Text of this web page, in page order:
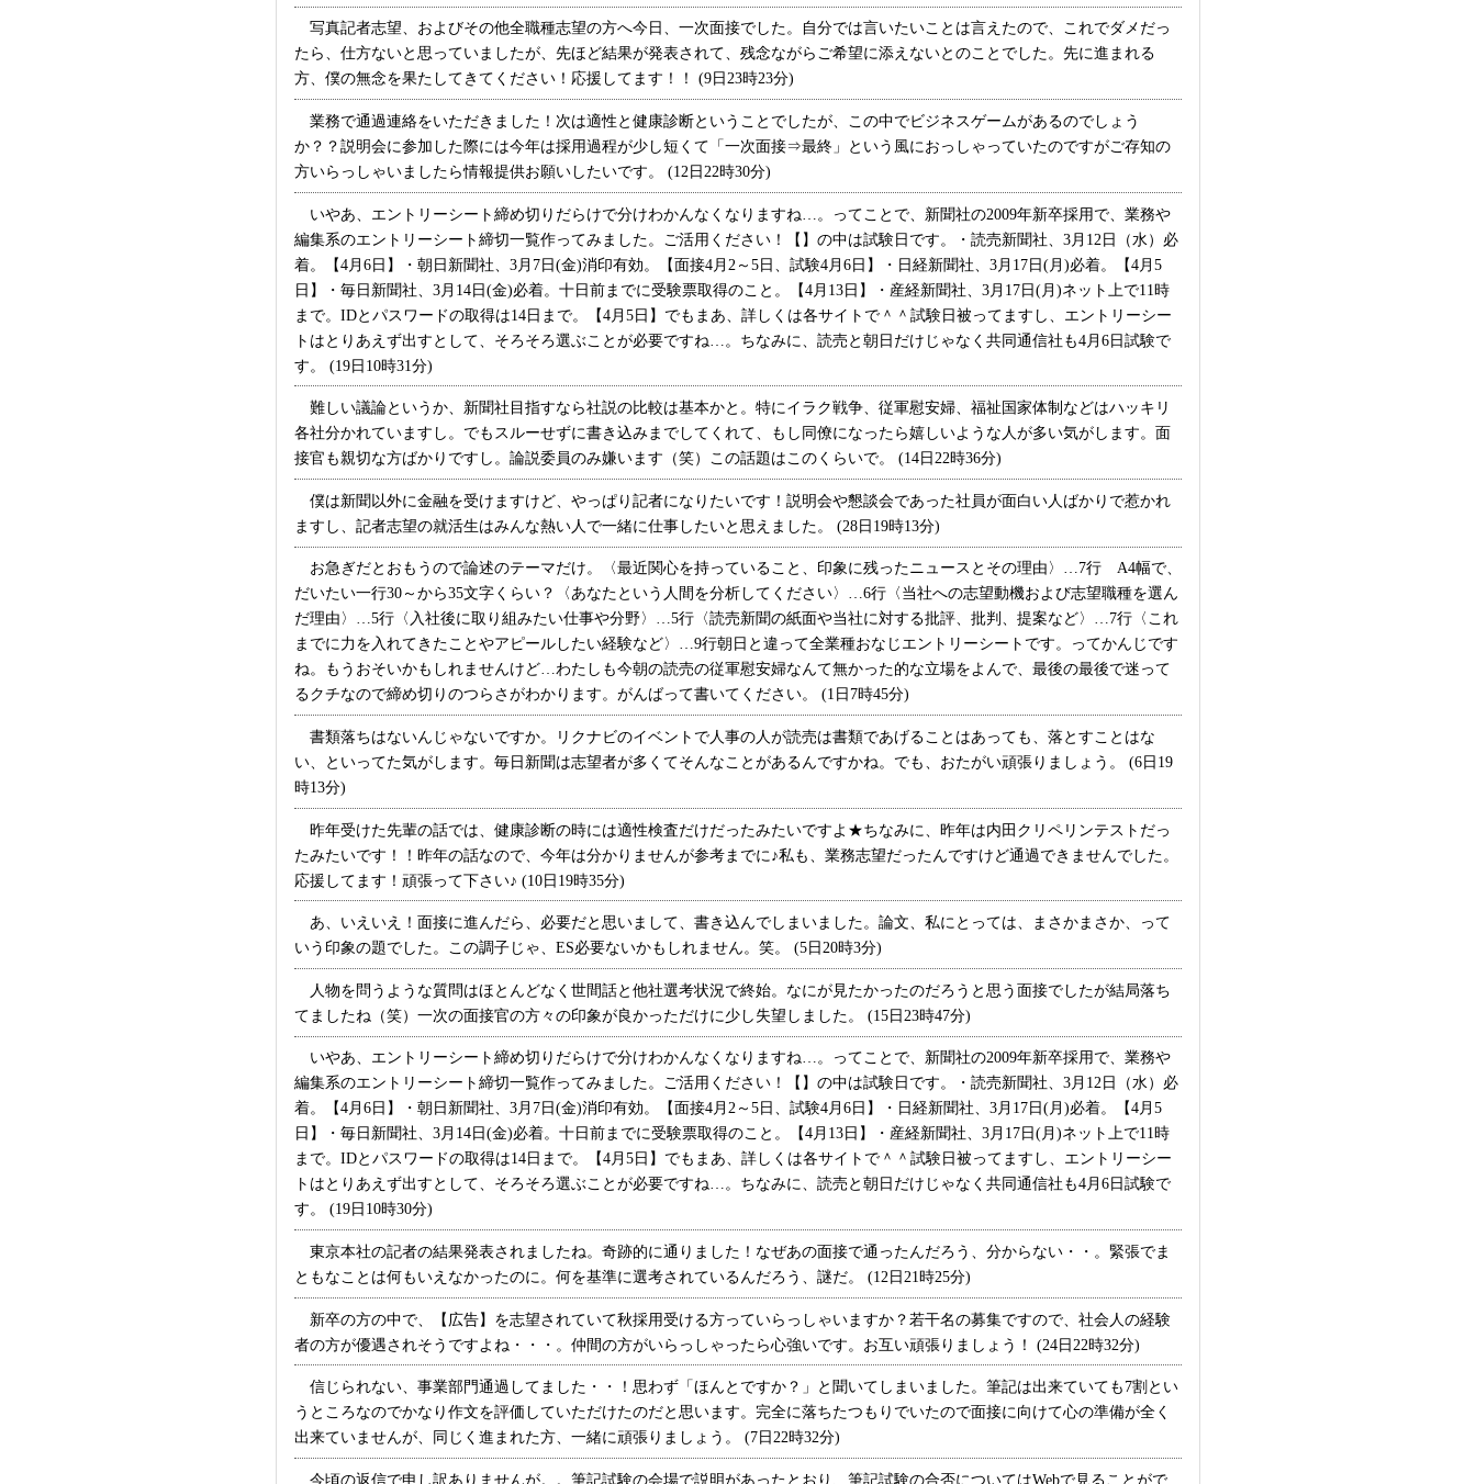
写真記者志望、およびその他全職種志望の方へ今日、一次面接でした。自分では言いたいことは言えたので、これでダメだっ
たら、仕方ないと思っていましたが、先ほど結果が発表されて、残念ながらご希望に添えないとのことでした。先に進まれる
方、僕の無念を果たしてきてください！応援してます！！ (9日23時23分)
業務で通過連絡をいただきました！次は適性と健康診断ということでしたが、この中でビジネスゲームがあるのでしょう
か？？説明会に参加した際には今年は採用過程が少し短くて「一次面接⇒最終」という風におっしゃっていたのですがご存知の
方いらっしゃいましたら情報提供お願いしたいです。 (12日22時30分)
いやあ、エントリーシート締め切りだらけで分けわかんなくなりますね…。ってことで、新聞社の2009年新卒採用で、業務や
編集系のエントリーシート締切一覧作ってみました。ご活用ください！【】の中は試験日です。・読売新聞社、3月12日（水）必
着。【4月6日】・朝日新聞社、3月7日(金)消印有効。【面接4月2～5日、試験4月6日】・日経新聞社、3月17日(月)必着。【4月5
日】・毎日新聞社、3月14日(金)必着。十日前までに受験票取得のこと。【4月13日】・産経新聞社、3月17日(月)ネット上で11時
まで。IDとパスワードの取得は14日まで。【4月5日】でもまあ、詳しくは各サイトで＾＾試験日被ってますし、エントリーシー
トはとりあえず出すとして、そろそろ選ぶことが必要ですね…。ちなみに、読売と朝日だけじゃなく共同通信社も4月6日試験で
す。 (19日10時31分)
難しい議論というか、新聞社目指すなら社説の比較は基本かと。特にイラク戦争、従軍慰安婦、福祉国家体制などはハッキリ
各社分かれていますし。でもスルーせずに書き込みまでしてくれて、もし同僚になったら嬉しいような人が多い気がします。面
接官も親切な方ばかりですし。論説委員のみ嫌います（笑）この話題はこのくらいで。 (14日22時36分)
僕は新聞以外に金融を受けますけど、やっぱり記者になりたいです！説明会や懇談会であった社員が面白い人ばかりで惹かれ
ますし、記者志望の就活生はみんな熱い人で一緒に仕事したいと思えました。 (28日19時13分)
お急ぎだとおもうので論述のテーマだけ。〈最近関心を持っていること、印象に残ったニュースとその理由〉…7行 A4幅で、
だいたい一行30～から35文字くらい？〈あなたという人間を分析してください〉…6行〈当社への志望動機および志望職種を選ん
だ理由〉…5行〈入社後に取り組みたい仕事や分野〉…5行〈読売新聞の紙面や当社に対する批評、批判、提案など〉…7行〈これ
までに力を入れてきたことやアピールしたい経験など〉…9行朝日と違って全業種おなじエントリーシートです。ってかんじです
ね。もうおそいかもしれませんけど…わたしも今朝の読売の従軍慰安婦なんて無かった的な立場をよんで、最後の最後で迷って
るクチなので締め切りのつらさがわかります。がんばって書いてください。 (1日7時45分)
書類落ちはないんじゃないですか。リクナビのイベントで人事の人が読売は書類であげることはあっても、落とすことはな
い、といってた気がします。毎日新聞は志望者が多くてそんなことがあるんですかね。でも、おたがい頑張りましょう。 (6日19
時13分)
昨年受けた先輩の話では、健康診断の時には適性検査だけだったみたいですよ★ちなみに、昨年は内田クリペリンテストだっ
たみたいです！！昨年の話なので、今年は分かりませんが参考までに♪私も、業務志望だったんですけど通過できませんでした。
応援してます！頑張って下さい♪ (10日19時35分)
あ、いえいえ！面接に進んだら、必要だと思いまして、書き込んでしまいました。論文、私にとっては、まさかまさか、って
いう印象の題でした。この調子じゃ、ES必要ないかもしれません。笑。 (5日20時3分)
人物を問うような質問はほとんどなく世間話と他社選考状況で終始。なにが見たかったのだろうと思う面接でしたが結局落ち
てましたね（笑）一次の面接官の方々の印象が良かっただけに少し失望しました。 (15日23時47分)
いやあ、エントリーシート締め切りだらけで分けわかんなくなりますね…。ってことで、新聞社の2009年新卒採用で、業務や
編集系のエントリーシート締切一覧作ってみました。ご活用ください！【】の中は試験日です。・読売新聞社、3月12日（水）必
着。【4月6日】・朝日新聞社、3月7日(金)消印有効。【面接4月2～5日、試験4月6日】・日経新聞社、3月17日(月)必着。【4月5
日】・毎日新聞社、3月14日(金)必着。十日前までに受験票取得のこと。【4月13日】・産経新聞社、3月17日(月)ネット上で11時
まで。IDとパスワードの取得は14日まで。【4月5日】でもまあ、詳しくは各サイトで＾＾試験日被ってますし、エントリーシー
トはとりあえず出すとして、そろそろ選ぶことが必要ですね…。ちなみに、読売と朝日だけじゃなく共同通信社も4月6日試験で
す。 (19日10時30分)
東京本社の記者の結果発表されましたね。奇跡的に通りました！なぜあの面接で通ったんだろう、分からない・・。緊張でま
ともなことは何もいえなかったのに。何を基準に選考されているんだろう、謎だ。 (12日21時25分)
新卒の方の中で、【広告】を志望されていて秋採用受ける方っていらっしゃいますか？若干名の募集ですので、社会人の経験
者の方が優遇されそうですよね・・・。仲間の方がいらっしゃったら心強いです。お互い頑張りましょう！ (24日22時32分)
信じられない、事業部門通過してました・・！思わず「ほんとですか？」と聞いてしまいました。筆記は出来ていても7割とい
うところなのでかなり作文を評価していただけたのだと思います。完全に落ちたつもりでいたので面接に向けて心の準備が全く
出来ていませんが、同じく進まれた方、一緒に頑張りましょう。 (7日22時32分)
今頃の返信で申し訳ありませんが。。筆記試験の会場で説明があったとおり、筆記試験の合否についてはWebで見ることがで